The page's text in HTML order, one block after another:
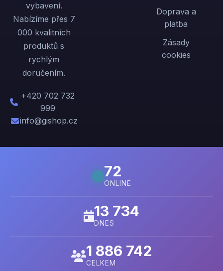
vybavení.
Nabízíme přes 7
000 kvalitních
produktů s
rychlým
doručením.
+420 702 732
999
info@gishop.cz
Doprava a
platba
Zásady
cookies
72
ONLINE
13 734
DNES
1 886 742
CELKEM